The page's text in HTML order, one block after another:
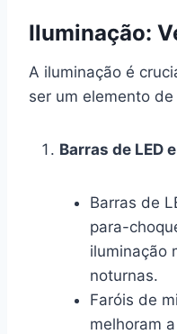
Iluminação:
A iluminação é
ser um elemento
Barras de LED
Barras de
para-
iluminação
noturnas.
Faróis de
melhoram